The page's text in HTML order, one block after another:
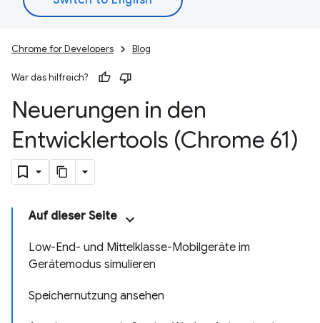
Chrome for Developers Blog
War das hilfreich?
Neuerungen in den
Entwicklertools (Chrome 61)
Auf dieser Seite
Low-End- und Mittelklasse-Mobilgeräte im
Gerätemodus simulieren
Speichernutzung ansehen